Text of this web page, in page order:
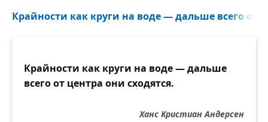
Крайности как круги на воде — дальше всего от
Крайности как круги на воде — дальше
всего от центра они сходятся.
Ханс Кристиан Андерсен